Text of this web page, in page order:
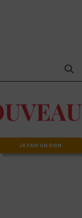
JE FAIS UN DON